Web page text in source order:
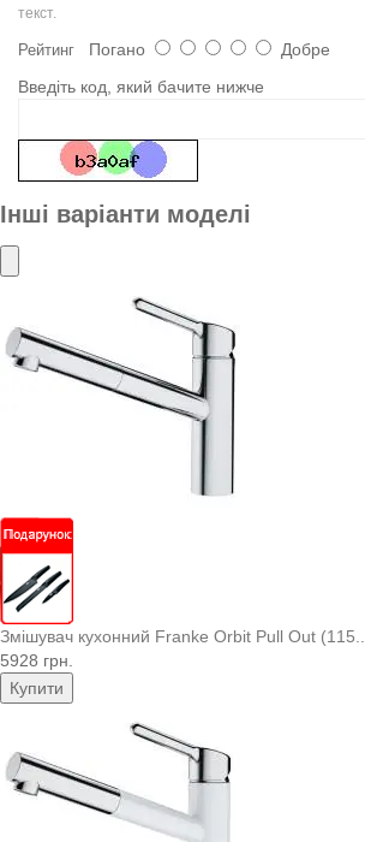
текст.
Рейтинг Погано
Добре
Введіть код, який бачите нижче
Інші варіанти моделі
Змішувач кухонний Franke Orbit Pull Out (115..
5928 грн.
Купити